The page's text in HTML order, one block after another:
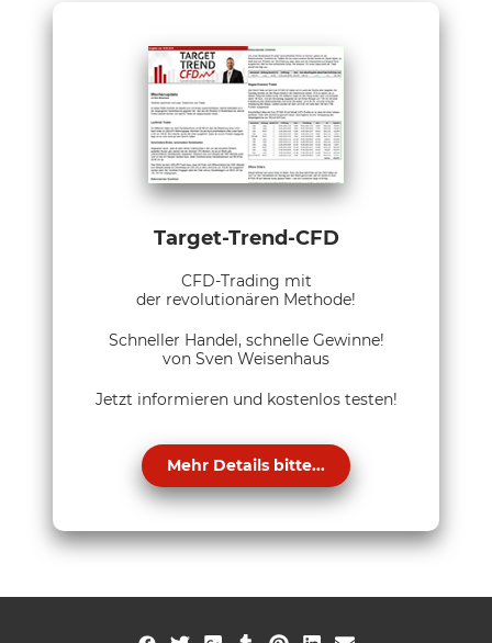
Target-Trend-CFD
CFD-Trading mit
der revolutionären Methode!
Schneller Handel, schnelle Gewinne!
von Sven Weisenhaus
Jetzt informieren und kostenlos testen!
Mehr Details bitte...